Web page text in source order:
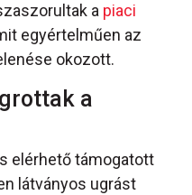
a piaci
egyértelműen az
okozott.
a
elérhető támogatott
látványos ugrást